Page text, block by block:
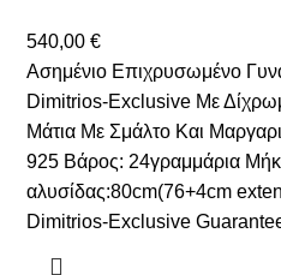
540,00 €
Ασημένιο Επιχρυσωμένο
Dimitrios-Exclusive Με
Μάτια Με Σμάλτο Και
925 Βάρος: 24γραμμάρια
αλυσίδας:80cm(76+4cm
Dimitrios-Exclusive